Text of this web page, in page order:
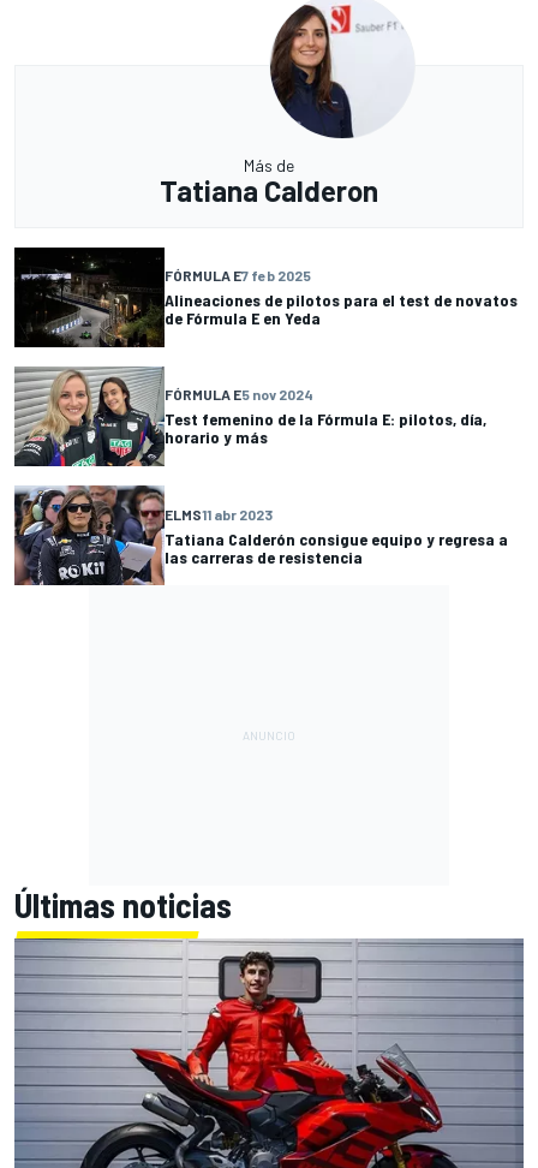
Más de
Tatiana Calderon
FÓRMULA E7 feb 2025
Alineaciones de pilotos para el test de novatos
de Fórmula E en Yeda
FÓRMULA E5 nov 2024
Test femenino de la Fórmula E: pilotos, día,
horario y más
ELMS11 abr 2023
Tatiana Calderón consigue equipo y regresa a
las carreras de resistencia
Últimas noticias